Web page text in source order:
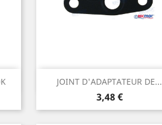
JOINT D'ADAPTATEUR DE...
Prix
3,48 €
Aperçu rapide